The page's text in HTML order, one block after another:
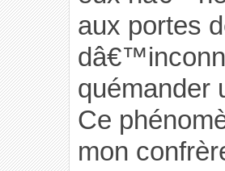
aux portes
quémander
Ce
mon